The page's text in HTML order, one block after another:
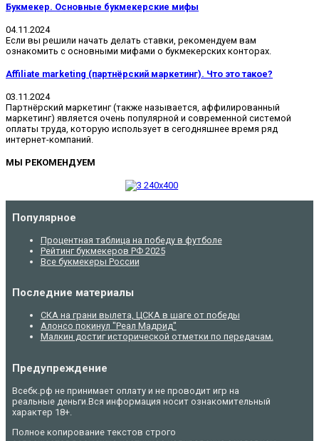
Букмекер. Основные букмекерские мифы
04.11.2024
Если вы решили начать делать ставки, рекомендуем вам
ознакомить с основными мифами о букмекерских конторах.
Affiliate marketing (партнёрский маркетинг). Что это такое?
03.11.2024
Партнёрский маркетинг (также называется, аффилированный
маркетинг) является очень популярной и современной системой
оплаты труда, которую использует в сегодняшнее время ряд
интернет-компаний.
МЫ РЕКОМЕНДУЕМ
Популярное
Процентная таблица на победу в футболе
Рейтинг букмекеров РФ 2025
Все букмекеры России
Последние материалы
СКА на грани вылета, ЦСКА в шаге от победы
Алонсо покинул "Реал Мадрид"
Малкин достиг исторической отметки по передачам.
Предупреждение
Всебк.рф не принимает оплату и не проводит игр на
реальные деньги.Вся информация носит ознакомительный
характер 18+.
Полное копирование текстов строго